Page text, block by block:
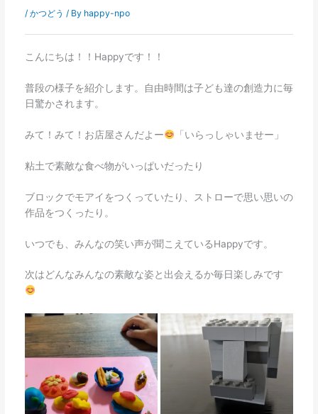
/ かつどう / By happy-npo
こんにちは！！Happyです！！
普段の様子を紹介します。自由時間は子ども達の創造力に毎
日驚かされます。
みて！みて！お店屋さんだよー 「いらっしゃいませー」
粘土で素敵な食べ物がいっぱいだったり
ブロックでモアイをつくっていたり、ストローで思い思いの
作品をつくったり。
いつでも、みんなの笑い声が聞こえているHappyです。
次はどんなみんなの素敵な姿と出会えるか毎日楽しみです